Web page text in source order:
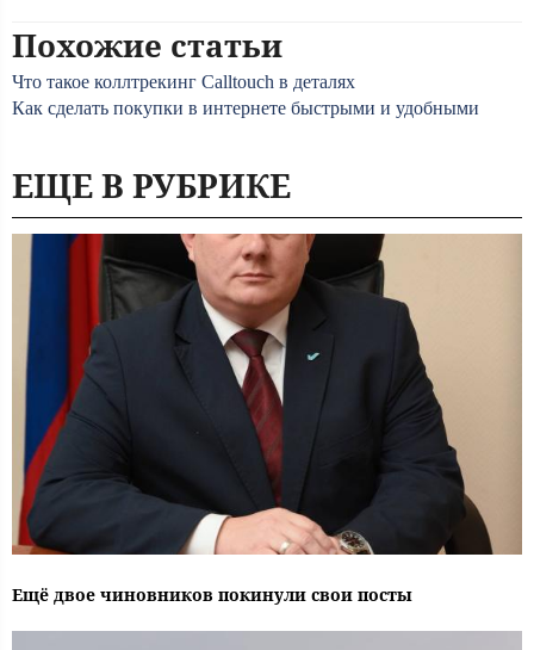
Похожие статьи
Что такое коллтрекинг Calltouch в деталях
Как сделать покупки в интернете быстрыми и удобными
ЕЩЕ В РУБРИКЕ
Ещё двое чиновников покинули свои посты